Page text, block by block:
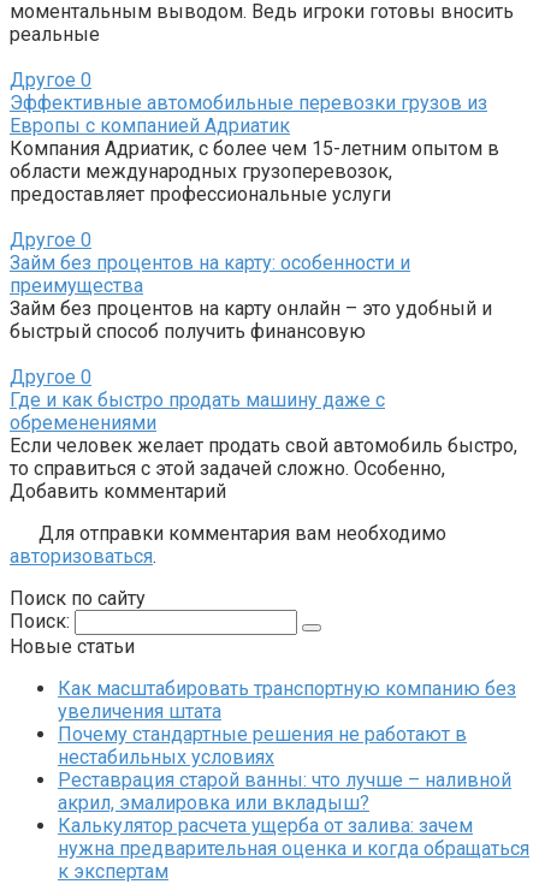
моментальным выводом. Ведь игроки готовы вносить
реальные
Другое 0
Эффективные автомобильные перевозки грузов из
Европы с компанией Адриатик
Компания Адриатик, с более чем 15-летним опытом в
области международных грузоперевозок,
предоставляет профессиональные услуги
Другое 0
Займ без процентов на карту: особенности и
преимущества
Займ без процентов на карту онлайн – это удобный и
быстрый способ получить финансовую
Другое 0
Где и как быстро продать машину даже с
обременениями
Если человек желает продать свой автомобиль быстро,
то справиться с этой задачей сложно. Особенно,
Добавить комментарий
Для отправки комментария вам необходимо
авторизоваться.
Поиск по сайту
Поиск:
Новые статьи
Как масштабировать транспортную компанию без
увеличения штата
Почему стандартные решения не работают в
нестабильных условиях
Реставрация старой ванны: что лучше – наливной
акрил, эмалировка или вкладыш?
Калькулятор расчета ущерба от залива: зачем
нужна предварительная оценка и когда обращаться
к экспертам